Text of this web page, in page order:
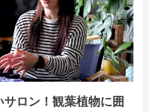
サロン！観葉植物に囲